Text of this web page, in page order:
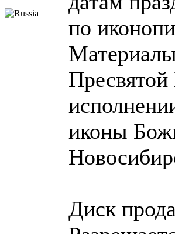
по
иконы
Диск